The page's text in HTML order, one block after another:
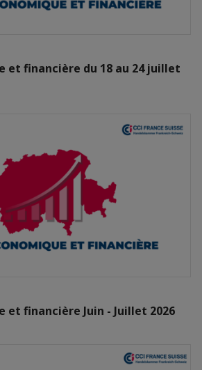
et financière du 18 au 24 juillet
et financière Juin - Juillet 2026